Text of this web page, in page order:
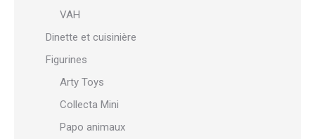
VAH
Dinette et cuisinière
Figurines
Arty Toys
Collecta Mini
Papo animaux